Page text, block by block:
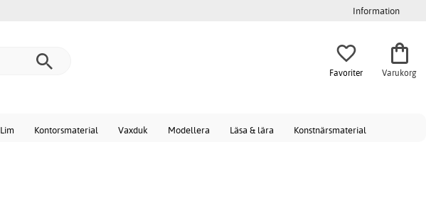
Information
Favoriter Varukorg
Lim Kontorsmaterial Vaxduk Modellera Läsa & lära Konstnärsmaterial